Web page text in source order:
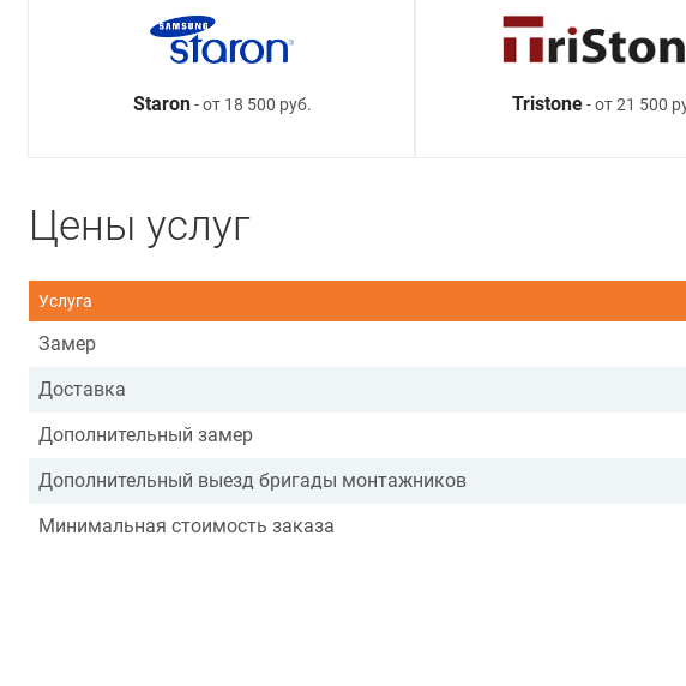
Staron- от 18 500 руб. Tristone- от 21 500
Цены услуг
Услуга
Замер
Доставка
Дополнительный замер
Дополнительный выезд бригады монтажников
Минимальная стоимость заказа